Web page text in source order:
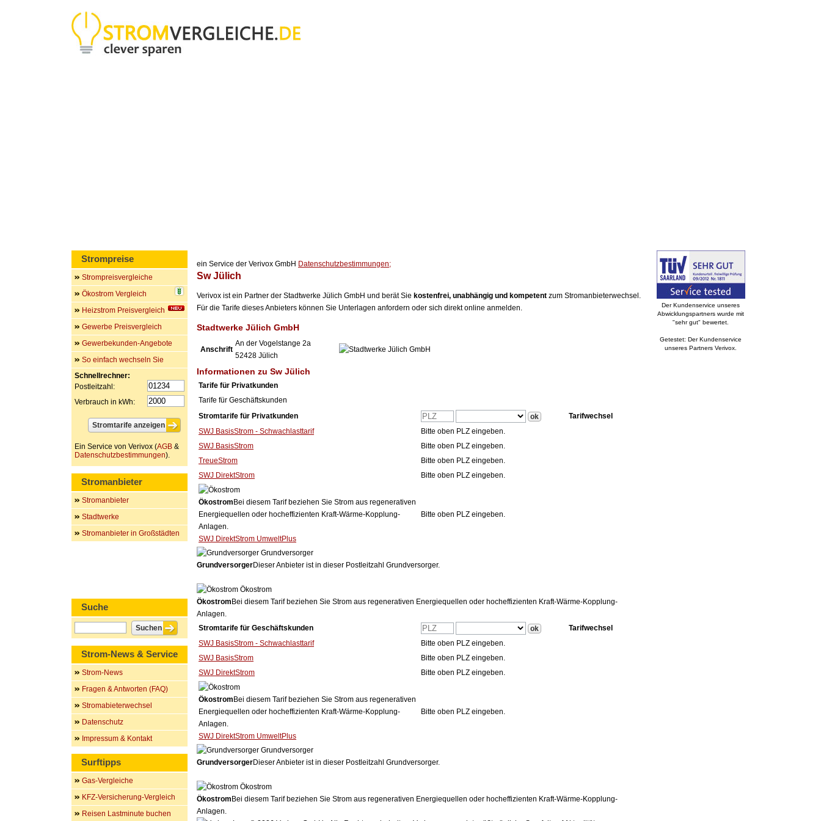
ein Service der Verivox GmbH Datenschutzbestimmungen;
Sw Jülich
Verivox ist ein Partner der Stadtwerke Jülich GmbH und berät Sie kostenfrei, unabhängig und kompetent zum Stromanbieterwechsel.
Für die Tarife dieses Anbieters können Sie Unterlagen anfordern oder sich direkt online anmelden.
Stadtwerke Jülich GmbH
Anschrift
An der Vogelstange 2a
52428 Jülich
Informationen zu Sw Jülich
Tarife für Privatkunden
Tarife für Geschäftskunden
Stromtarife für Privatkunden
Tarifwechsel
SWJ BasisStrom - Schwachlasttarif
Bitte oben PLZ eingeben.
SWJ BasisStrom
Bitte oben PLZ eingeben.
TreueStrom
Bitte oben PLZ eingeben.
SWJ DirektStrom
Bitte oben PLZ eingeben.
Ökostrom Bei diesem Tarif beziehen Sie Strom aus regenerativen
Energiequellen oder hocheffizienten Kraft-Wärme-Kopplung-
Anlagen.
SWJ DirektStrom UmweltPlus
Bitte oben PLZ eingeben.
Grundversorger
GrundversorgerDieser Anbieter ist in dieser Postleitzahl Grundversorger.
Ökostrom
Ökostrom Bei diesem Tarif beziehen Sie Strom aus regenerativen Energiequellen oder hocheffizienten Kraft-Wärme-Kopplung-
Anlagen.
Stromtarife für Geschäftskunden
Tarifwechsel
SWJ BasisStrom - Schwachlasttarif
Bitte oben PLZ eingeben.
SWJ BasisStrom
Bitte oben PLZ eingeben.
SWJ DirektStrom
Bitte oben PLZ eingeben.
Ökostrom Bei diesem Tarif beziehen Sie Strom aus regenerativen
Energiequellen oder hocheffizienten Kraft-Wärme-Kopplung-
Anlagen.
SWJ DirektStrom UmweltPlus
Bitte oben PLZ eingeben.
Grundversorger
GrundversorgerDieser Anbieter ist in dieser Postleitzahl Grundversorger.
Ökostrom
Ökostrom Bei diesem Tarif beziehen Sie Strom aus regenerativen Energiequellen oder hocheffizienten Kraft-Wärme-Kopplung-
Anlagen.
Strompreise
Strompreisvergleiche
Ökostrom Vergleich
Heizstrom Preisvergleich
Gewerbe Preisvergleich
Gewerbekunden-Angebote
So einfach wechseln Sie
Schnellrechner:
Postleitzahl:
Verbrauch in kWh:
Ein Service von Verivox (AGB &
Datenschutzbestimmungen).
Stromanbieter
Stromanbieter
Stadtwerke
Stromanbieter in Großstädten
Suche
Strom-News & Service
Strom-News
Fragen & Antworten (FAQ)
Stromabieterwechsel
Datenschutz
Impressum & Kontakt
Surftipps
Gas-Vergleiche
KFZ-Versicherung-Vergleich
Reisen Lastminute buchen
Der Kundenservice unseres
Abwicklungspartners wurde mit
"sehr gut" bewertet.
Getestet: Der Kundenservice
unseres Partners Verivox.